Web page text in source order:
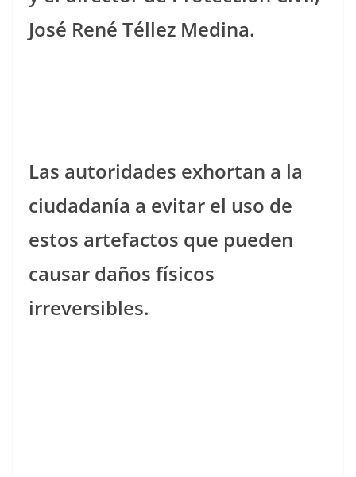
José René Téllez Medina.
Las autoridades exhortan a la
ciudadanía a evitar el uso de
estos artefactos que pueden
causar daños físicos
irreversibles.